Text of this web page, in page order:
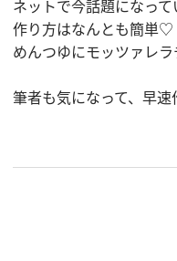
ネットで今話題になって
作り方はなんとも簡単♡
めんつゆにモッツァレラ
筆者も気になって、早速